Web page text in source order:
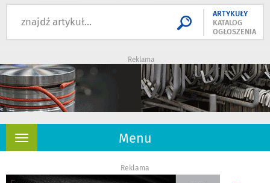
ARTYKUŁY
KATALOG
OGŁOSZENIA
Reklama
Menu
Rozwiń
Reklama